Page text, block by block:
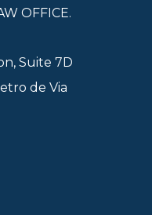
OFFICE.
Suite 7D
de Via